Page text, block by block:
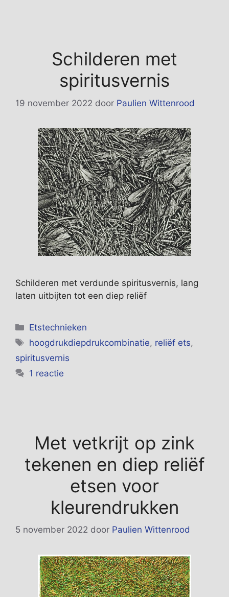
Schilderen met
spiritusvernis
19 november 2022 door Paulien Wittenrood
Schilderen met verdunde spiritusvernis, lang
laten uitbijten tot een diep reliëf
Categorieën
Etstechnieken
Tags
hoogdrukdiepdrukcombinatie, reliëf ets,
spiritusvernis
1 reactie
Met vetkrijt op zink
tekenen en diep reliëf
etsen voor
kleurendrukken
5 november 2022 door Paulien Wittenrood